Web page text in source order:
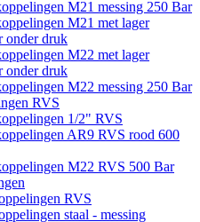
M21 messing 250 Bar
M21 met lager
onder druk
M22 met lager
onder druk
M22 messing 250 Bar
RVS
1/2" RVS
AR9 RVS rood 600
M22 RVS 500 Bar
RVS
staal - messing